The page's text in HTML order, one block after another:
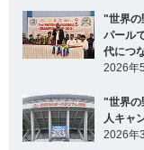
"世界の
パール
代につ
2026年
"世界の
人キャ
2026年